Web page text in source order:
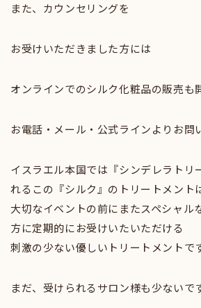
また、カウンセリングを
お受けいただきました方には
オンラインでのシルク化粧品の販売も
お電話・メール・公式ラインよりお問
イスラエル本国では『シンデレラトリ
れるこの『シルク』のトリートメント
大切なイベントの前にまたスペシャル
方に定期的にお受けいたいただける
刺激の少ない優しいトリートメントで
まだ、受けられるサロン様も少ないで